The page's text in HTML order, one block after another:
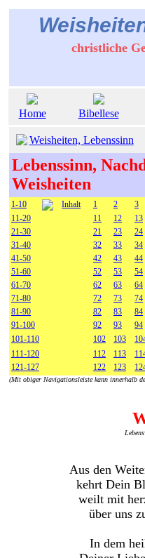
christliche
Home Bibellese
Weisheiten, Lebenssinn
Lebenssinn,
Weisheiten
1-10 Inhalt 1 2 3
11-20
11 12 13
21-30
21 23 24
31-40
32 33 34
41-50
42 43 44
51-60
52 53 54
61-70
62 63 64
71-80
72 73 74
81-90
82 83 84
91-100
92 93 94
101-110
102 103
111-120
112 113
121-127
122 123
(Mit obiger Navigationsleiste kann innerhalb
Aus den
kehrt Dein
weilt mit
über uns
In dem